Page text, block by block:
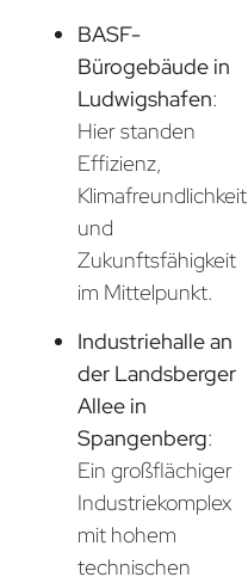
BASF-
Bürogebäude in
Ludwigshafen:
Hier standen
Effizienz,
Klimafreundlichkeit
und
Zukunftsfähigkeit
im Mittelpunkt.
Industriehalle an
der Landsberger
Allee in
Spangenberg:
Ein großflächiger
Industriekomplex
mit hohem
technischen